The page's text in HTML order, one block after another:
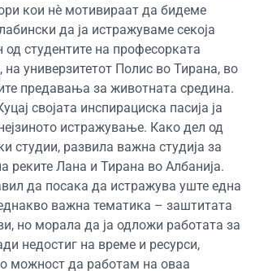
кои нè мотивираат да бидеме
да ја истражуваме секоја
од студентите на професорката
на универзитетот Полис во Тирана, во
предавања за животната средина.
својата инспирациска пасија ја
истражување. Како дел од
студии, развила важна студија за
реките Лана и Тирана во Албанија.
да посака да истражува уште една
важна тематика – заштитата
но морала да ја одложи работата за
недостиг на време и ресурси,
можност да работам на оваа